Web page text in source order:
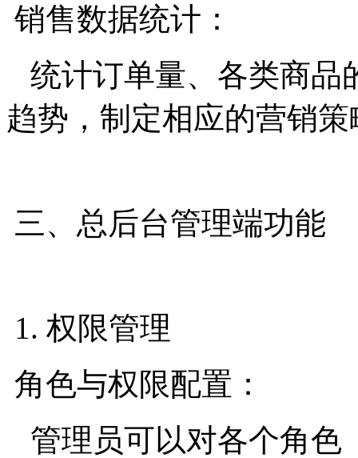
销售数据统计：
统计订单量、各类商品
趋势，制定相应的营销策
三、总后台管理端功能
1. 权限管理
角色与权限配置：
管理员可以对各个角色